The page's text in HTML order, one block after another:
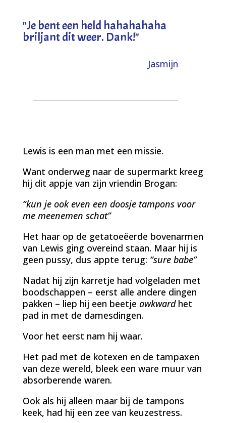
"Je bent een held hahahahaha
briljant dit weer. Dank!"
Jasmijn
Lewis is een man met een missie.
Want onderweg naar de supermarkt kreeg
hij dit appje van zijn vriendin Brogan:
“kun je ook even een doosje tampons voor
me meenemen schat”
Het haar op de getatoeëerde bovenarmen
van Lewis ging overeind staan. Maar hij is
geen pussy, dus appte terug: “sure babe”
Nadat hij zijn karretje had volgeladen met
boodschappen – eerst alle andere dingen
pakken – liep hij een beetje awkwardhet
pad in met de damesdingen.
Voor het eerst nam hij waar.
Het pad met de kotexen en de tampaxen
van deze wereld, bleek een ware muur van
absorberende waren.
Ook als hij alleen maar bij de tampons
keek, had hij een zee van keuzestress.